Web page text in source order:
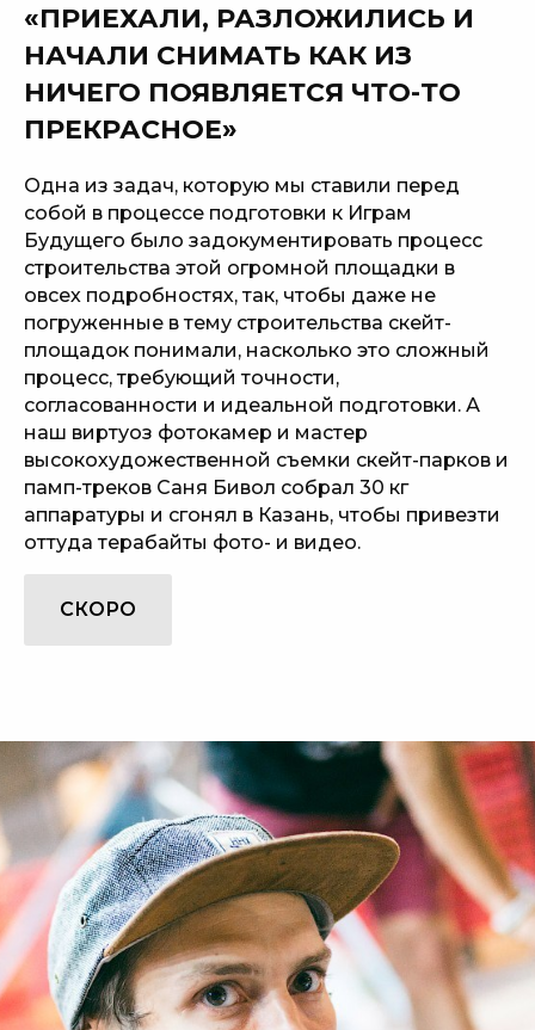
«ПРИЕХАЛИ, РАЗЛОЖИЛИСЬ И
НАЧАЛИ СНИМАТЬ КАК ИЗ
НИЧЕГО ПОЯВЛЯЕТСЯ ЧТО-ТО
ПРЕКРАСНОЕ»
Одна из задач, которую мы ставили перед
собой в процессе подготовки к Играм
Будущего было задокументировать процесс
строительства этой огромной площадки в
овсех подробностях, так, чтобы даже не
погруженные в тему строительства скейт-
площадок понимали, насколько это сложный
процесс, требующий точности,
согласованности и идеальной подготовки. А
наш виртуоз фотокамер и мастер
высокохудожественной съемки скейт-парков и
памп-треков Саня Бивол собрал 30 кг
аппаратуры и сгонял в Казань, чтобы привезти
оттуда терабайты фото- и видео.
СКОРО